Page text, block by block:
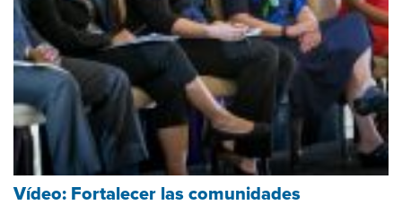
Vídeo: Fortalecer las comunidades